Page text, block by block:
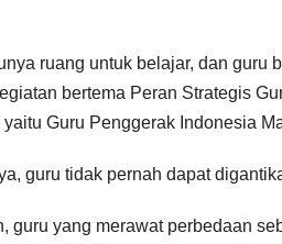
ruang untuk belajar, dan guru
bertema Peran Strategis
Guru Penggerak Indonesia
guru tidak pernah dapat
guru yang merawat perbedaan